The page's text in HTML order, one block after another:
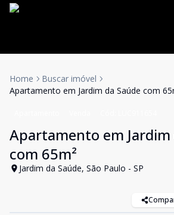
Home
Buscar imóvel
Apartamento em Jardim da Saúde com
Apartamento em Jardim
com 65m²
Jardim da Saúde, São Paulo - SP